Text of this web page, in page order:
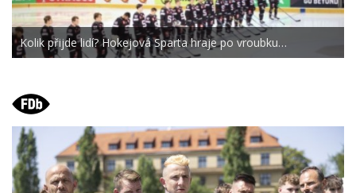
Kolik přijde lidí? Hokejová Sparta hraje po vroubku…